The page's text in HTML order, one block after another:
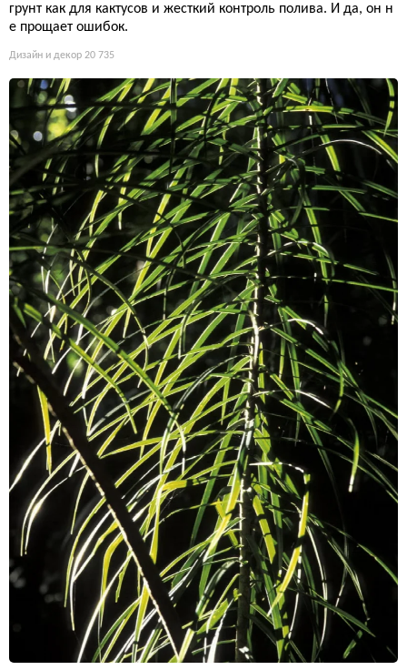
грунт как для кактусов и жесткий контроль полива. И да, он н
е прощает ошибок.
Дизайн и декор 20 735